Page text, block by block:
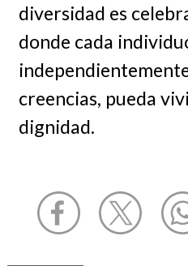
diversidad es
donde cada
creencias, pueda
dignidad.